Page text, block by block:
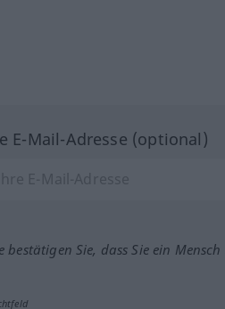
E-Mail-Adresse (optional)
bestätigen Sie, dass Sie ein